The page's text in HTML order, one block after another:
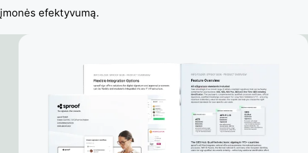
įmonės efektyvumą.